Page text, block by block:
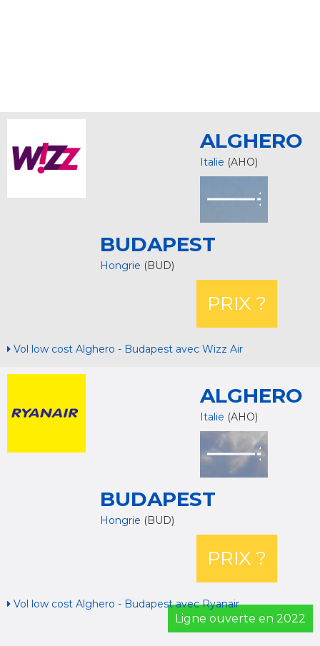
ALGHERO
Italie (AHO)
BUDAPEST
Hongrie (BUD)
PRIX ?
Vol low cost Alghero - Budapest avec Wizz Air
ALGHERO
Italie (AHO)
BUDAPEST
Hongrie (BUD)
PRIX ?
Vol low cost Alghero - Budapest avec Ryanair
Ligne ouverte en 2022